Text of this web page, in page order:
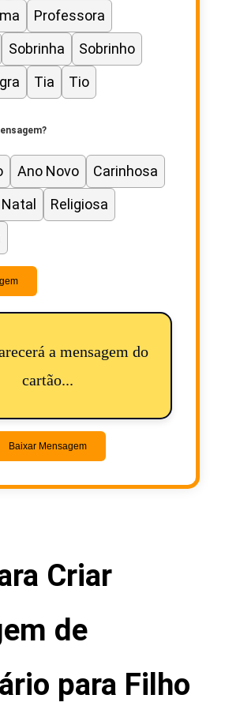
Professora
Sobrinha
Sobrinho
Tia Tio
Ano Novo
Carinhosa
Natal
Religiosa
a mensagem do
cartão...
Baixar Mensagem
Criar
de
para Filho